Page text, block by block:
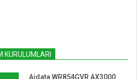
KURULUMLARI
Aidata WR854GVR AX3000